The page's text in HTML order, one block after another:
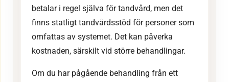
betalar i regel själva för tandvård, men det
finns statligt tandvårdsstöd för personer som
omfattas av systemet. Det kan påverka
kostnaden, särskilt vid större behandlingar.
Om du har pågående behandling från ett